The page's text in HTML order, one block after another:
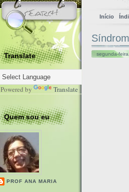
Início
Translate
Powered by Translate
Quem sou eu
PROF ANA MARIA
segunda-